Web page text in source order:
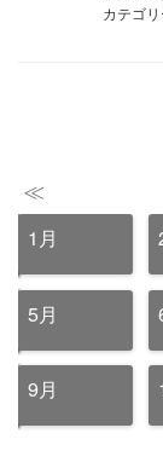
カテゴ
≪
1月
5月
9月